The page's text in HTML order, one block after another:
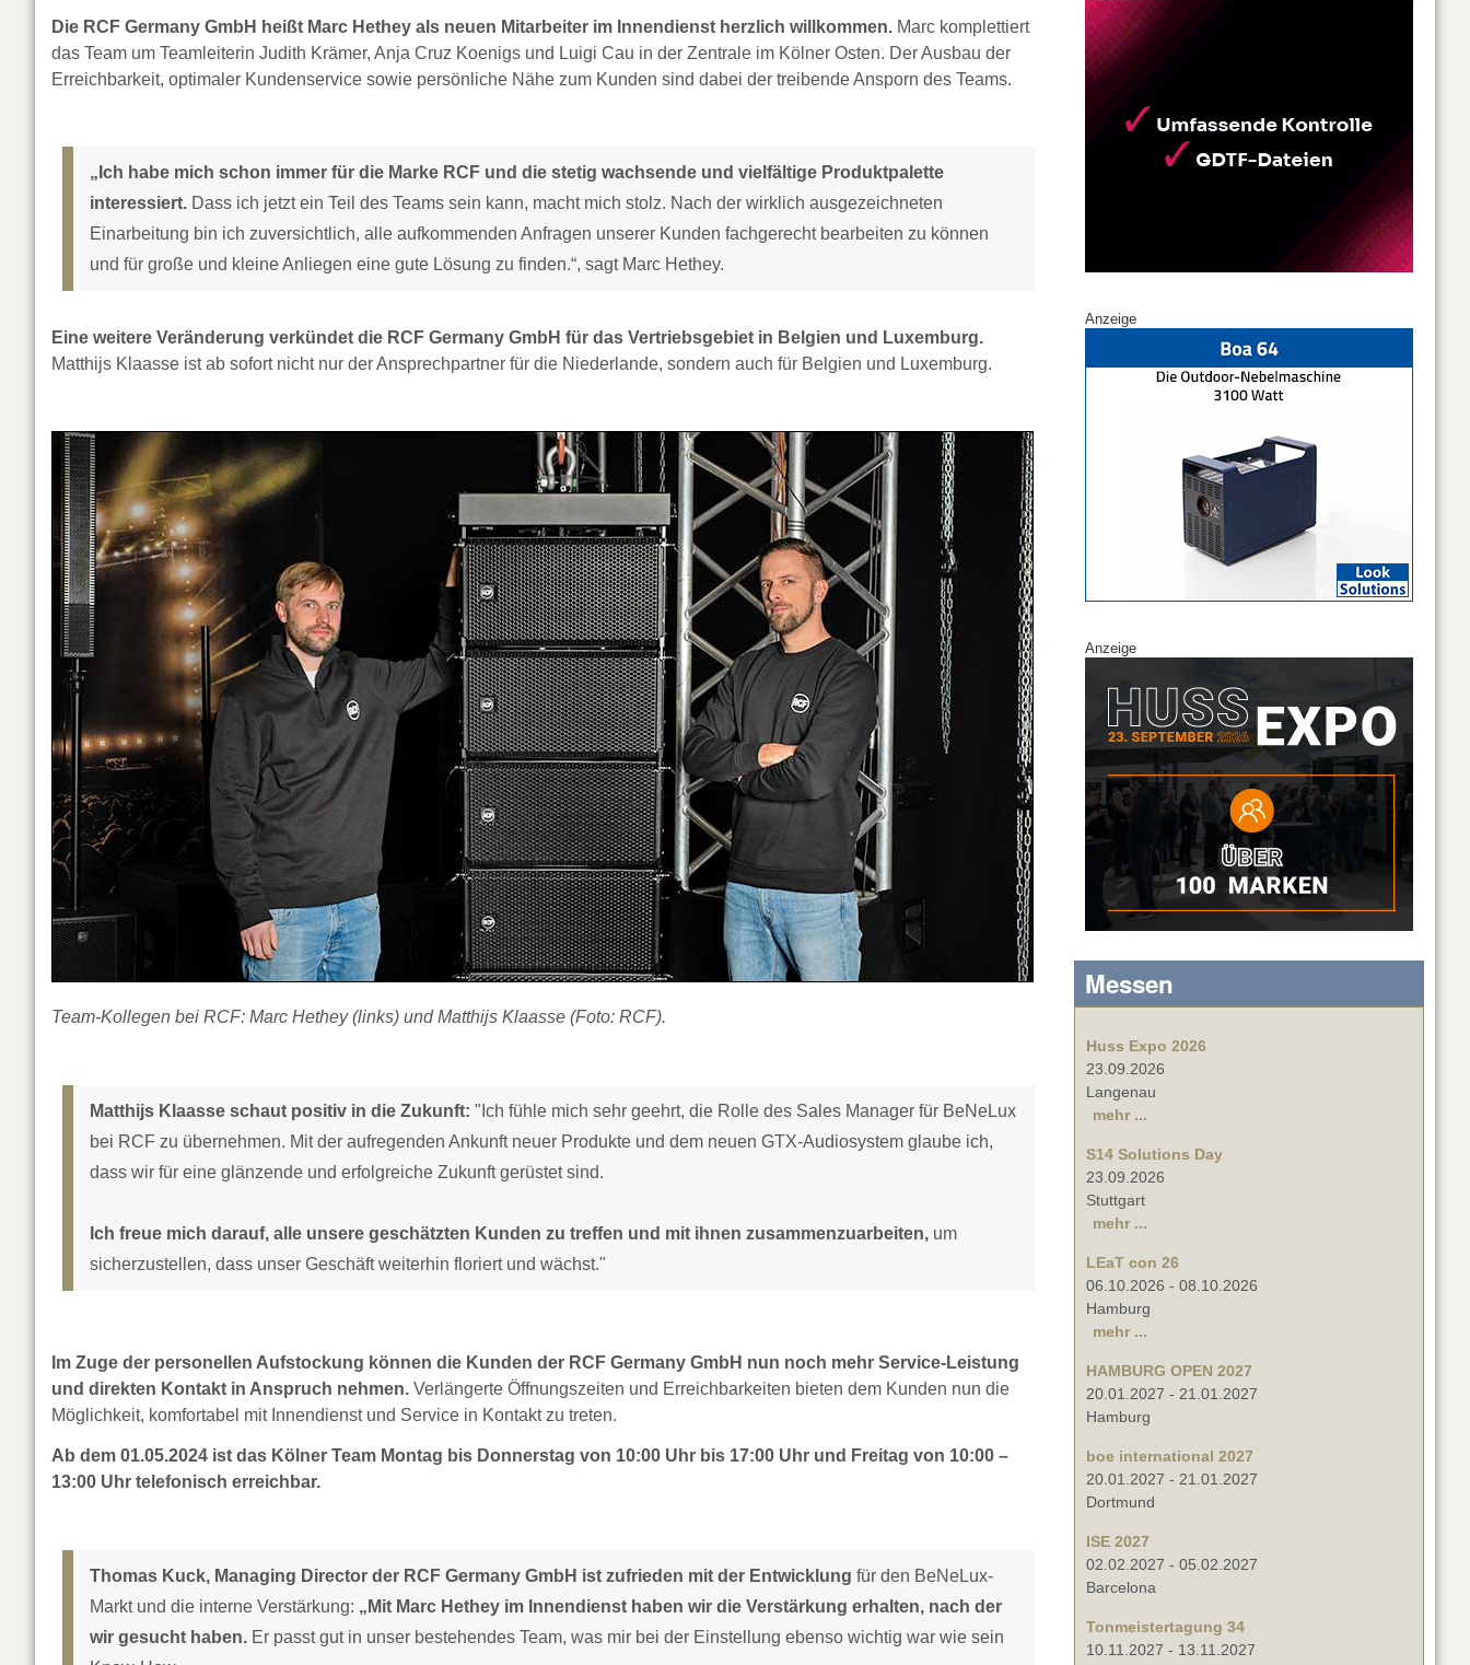
Die RCF Germany GmbH heißt Marc Hethey als neuen Mitarbeiter im Innendienst herzlich willkommen. Marc komplettiert
das Team um Teamleiterin Judith Krämer, Anja Cruz Koenigs und Luigi Cau in der Zentrale im Kölner Osten. Der Ausbau der
Erreichbarkeit, optimaler Kundenservice sowie persönliche Nähe zum Kunden sind dabei der treibende Ansporn des Teams.
„Ich habe mich schon immer für die Marke RCF und die stetig wachsende und vielfältige Produktpalette
interessiert. Dass ich jetzt ein Teil des Teams sein kann, macht mich stolz. Nach der wirklich ausgezeichneten
Einarbeitung bin ich zuversichtlich, alle aufkommenden Anfragen unserer Kunden fachgerecht bearbeiten zu können
und für große und kleine Anliegen eine gute Lösung zu finden.“, sagt Marc Hethey.
Eine weitere Veränderung verkündet die RCF Germany GmbH für das Vertriebsgebiet in Belgien und Luxemburg.
Matthijs Klaasse ist ab sofort nicht nur der Ansprechpartner für die Niederlande, sondern auch für Belgien und Luxemburg.
Team-Kollegen bei RCF: Marc Hethey (links) und Matthijs Klaasse (Foto: RCF).
Matthijs Klaasse schaut positiv in die Zukunft: "Ich fühle mich sehr geehrt, die Rolle des Sales Manager für BeNeLux
bei RCF zu übernehmen. Mit der aufregenden Ankunft neuer Produkte und dem neuen GTX-Audiosystem glaube ich,
dass wir für eine glänzende und erfolgreiche Zukunft gerüstet sind.
Ich freue mich darauf, alle unsere geschätzten Kunden zu treffen und mit ihnen zusammenzuarbeiten, um
sicherzustellen, dass unser Geschäft weiterhin floriert und wächst."
Im Zuge der personellen Aufstockung können die Kunden der RCF Germany GmbH nun noch mehr Service-Leistung
und direkten Kontakt in Anspruch nehmen. Verlängerte Öffnungszeiten und Erreichbarkeiten bieten dem Kunden nun die
Möglichkeit, komfortabel mit Innendienst und Service in Kontakt zu treten.
Ab dem 01.05.2024 ist das Kölner Team Montag bis Donnerstag von 10:00 Uhr bis 17:00 Uhr und Freitag von 10:00 –
13:00 Uhr telefonisch erreichbar.
Thomas Kuck, Managing Director der RCF Germany GmbH ist zufrieden mit der Entwicklung für den BeNeLux-
Markt und die interne Verstärkung: „Mit Marc Hethey im Innendienst haben wir die Verstärkung erhalten, nach der
wir gesucht haben. Er passt gut in unser bestehendes Team, was mir bei der Einstellung ebenso wichtig war wie sein
Anzeige
Anzeige
Messen
Huss Expo 2026
23.09.2026
Langenau
mehr ...
S14 Solutions Day
23.09.2026
Stuttgart
mehr ...
LEaT con 26
06.10.2026 - 08.10.2026
Hamburg
mehr ...
HAMBURG OPEN 2027
20.01.2027 - 21.01.2027
Hamburg
boe international 2027
20.01.2027 - 21.01.2027
Dortmund
ISE 2027
02.02.2027 - 05.02.2027
Barcelona
Tonmeistertagung 34
10.11.2027 - 13.11.2027